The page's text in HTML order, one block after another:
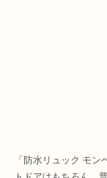
「防水リュック モ